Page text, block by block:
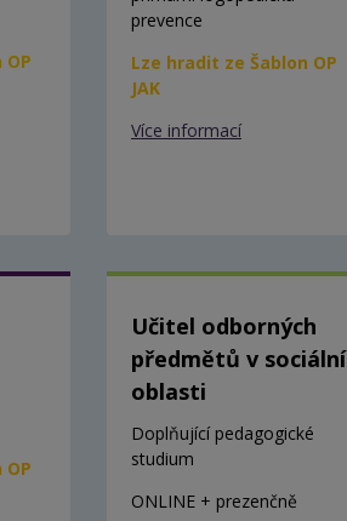
prevence
Lze hradit ze Šablon OP
JAK
Více informací
Učitel odborných
předmětů v sociální
oblasti
Doplňující pedagogické
studium
ONLINE + prezenčně